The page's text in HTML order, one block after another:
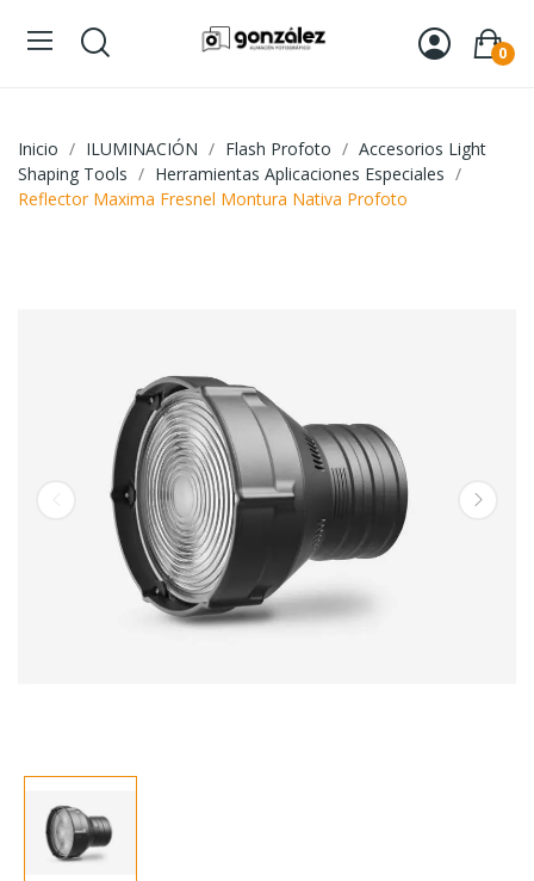
0
Inicio ILUMINACIÓN Flash Profoto
Accesorios Light
Shaping Tools
Herramientas Aplicaciones Especiales
Reflector Maxima Fresnel Montura Nativa Profoto